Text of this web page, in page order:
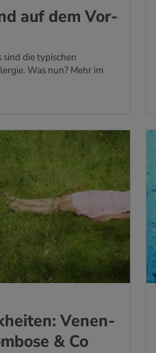
auf dem Vor­
sind die typischen
Was nun? Mehr im
Ve­nen­
& Co